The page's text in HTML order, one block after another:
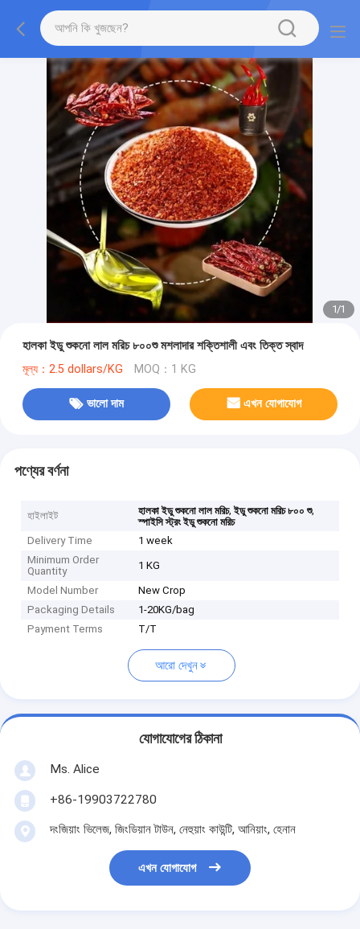
1/1
হালকা ইডু শুকনো লাল মরিচ ৮০০শু মশলাদার শক্তিশালী এবং তিক্ত স্বাদ
মূল্য：2.5 dollars/KG MOQ：1 KG
ভালো দাম এখন যোগাযোগ
পণ্যের বর্ণনা
হাইলাইট হালকা ইডু শুকনো লাল মরিচ,ইডু শুকনো মরিচ ৮০০ শু,
স্পাইসি স্ট্রং ইডু শুকনো মরিচ
Delivery Time
1 week
Minimum Order
Quantity
1 KG
Model Number
New Crop
Packaging Details
1-20KG/bag
Payment Terms
T/T
আরো দেখুন
যোগাযোগের ঠিকানা
Ms. Alice
+86-19903722780
দংজিয়াং ভিলেজ, জিংডিয়ান টাউন, নেহুয়াং কাউন্টি, আনিয়াং, হেনান
এখন যোগাযোগ